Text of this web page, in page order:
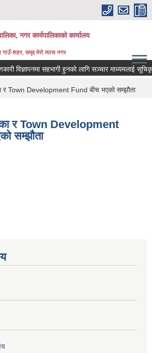
नगर कार्यपालिकाको कार्यालय
गाउँ-शहर, समृद्द मेरो व्यास नगर
विज्ञापनमा सहभागी हुनको लागि सञ्चार माध्यमलाई
र Town Development Fund बीच भएको सम्झौता
र Town Development
सम्झौता